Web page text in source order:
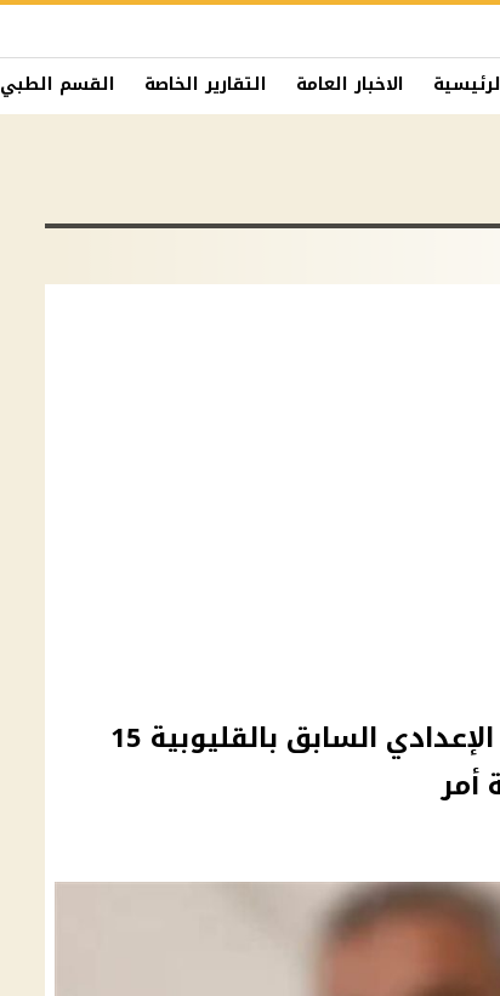
الاخبار العامة التقارير الخاصة القسم الطبي
تجديد حبس مدير التعليم الإعدادي السابق بالقليوبية 15
أمر